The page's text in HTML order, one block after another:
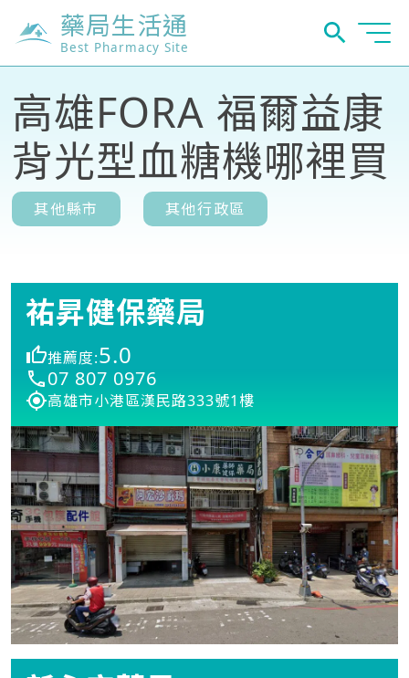
藥局生活通
Best Pharmacy Site
高雄FORA 福爾益康
背光型血糖機哪裡買
其他縣市 其他行政區
祐昇健保藥局
推薦度:5.0
07 807 0976
高雄市小港區漢民路333號1樓